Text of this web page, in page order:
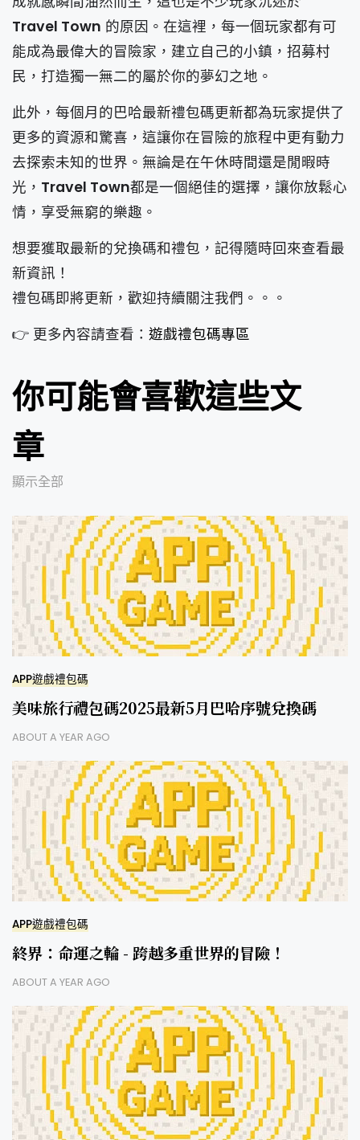
Travel Town 的原因。在這裡，每一個玩家都有可
能成為最偉大的冒險家，建立自己的小鎮，招募村
民，打造獨一無二的屬於你的夢幻之地。
此外，每個月的巴哈最新禮包碼更新都為玩家提供了
更多的資源和驚喜，這讓你在冒險的旅程中更有動力
去探索未知的世界。無論是在午休時間還是閒暇時
光， Travel Town都是一個絕佳的選擇，讓你放鬆心
情，享受無窮的樂趣。
想要獲取最新的兌換碼和禮包，記得隨時回來查看最
新資訊！
禮包碼即將更新，歡迎持續關注我們。。。
👉 更多內容請查看： 遊戲禮包碼專區
你可能會喜歡這些文
章
顯示全部
APP遊戲禮包碼
美味旅行禮包碼2025最新5月巴哈序號兌換碼
ABOUT A YEAR AGO
APP遊戲禮包碼
終界：命運之輪 - 跨越多重世界的冒險！
ABOUT A YEAR AGO